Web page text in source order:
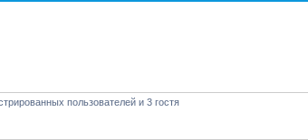
пользователей и 3 гостя